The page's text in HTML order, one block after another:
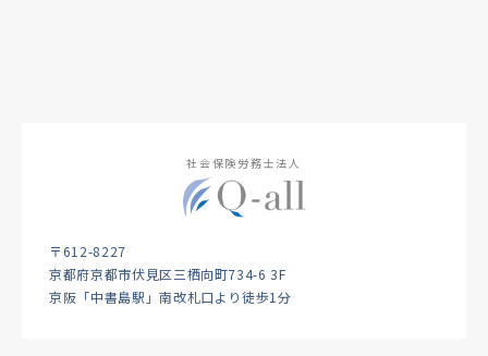
社会保険労務士法人
〒612-8227
京都府京都市伏見区三栖向町734-6 3F
京阪「中書島駅」南改札口より徒歩1分